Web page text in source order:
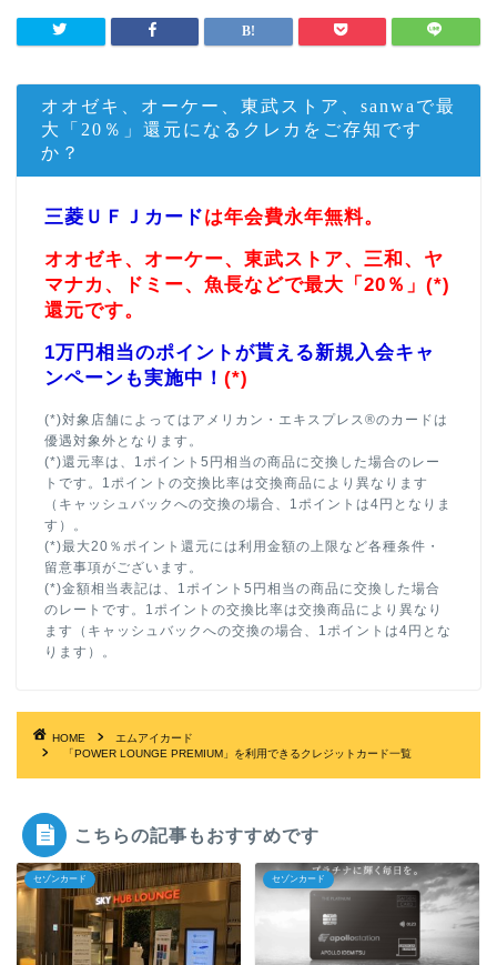
オオゼキ、オーケー、東武ストア、sanwaで最
大「20％」還元になるクレカをご存知です
か？
三菱ＵＦＪカードは年会費永年無料。
オオゼキ、オーケー、東武ストア、三和、ヤ
マナカ、ドミー、魚長などで最大「20％」(*)
還元です。
1万円相当のポイントが貰える新規入会キャ
ンペーンも実施中！ (*)
(*)対象店舗によってはアメリカン・エキスプレス®のカードは
優遇対象外となります。
(*)還元率は、1ポイント5円相当の商品に交換した場合のレー
トです。1ポイントの交換比率は交換商品により異なります
（キャッシュバックへの交換の場合、1ポイントは4円となりま
す）。
(*)最大20％ポイント還元には利用金額の上限など各種条件・
留意事項がございます。
(*)金額相当表記は、1ポイント5円相当の商品に交換した場合
のレートです。1ポイントの交換比率は交換商品により異なり
ます（キャッシュバックへの交換の場合、1ポイントは4円とな
ります）。
HOME
エムアイカード
「POWER LOUNGE PREMIUM」を利用できるクレジットカード一覧
こちらの記事もおすすめです
セゾンカード セゾンカード